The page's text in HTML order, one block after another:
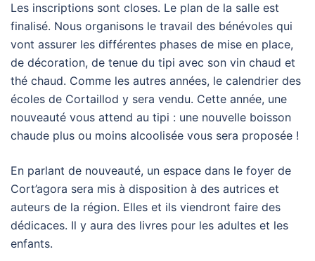
Les inscriptions sont closes. Le plan de la salle est
finalisé. Nous organisons le travail des bénévoles qui
vont assurer les différentes phases de mise en place,
de décoration, de tenue du tipi avec son vin chaud et
thé chaud. Comme les autres années, le calendrier des
écoles de Cortaillod y sera vendu. Cette année, une
nouveauté vous attend au tipi : une nouvelle boisson
chaude plus ou moins alcoolisée vous sera proposée !
En parlant de nouveauté, un espace dans le foyer de
Cort’agora sera mis à disposition à des autrices et
auteurs de la région. Elles et ils viendront faire des
dédicaces. Il y aura des livres pour les adultes et les
enfants.